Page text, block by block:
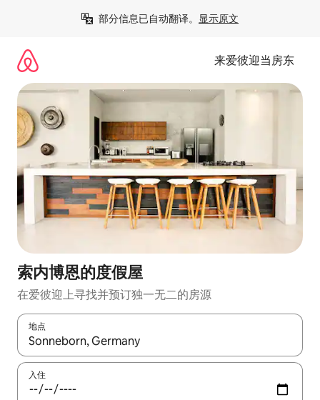
部分信息已自动翻译。 显示原文
来爱彼迎当房东
索内博恩的度假屋
在爱彼迎上寻找并预订独一无二的房源
地点
如有搜索结果，请使用上下方向键查看，或通过点击或滑动手势
入住